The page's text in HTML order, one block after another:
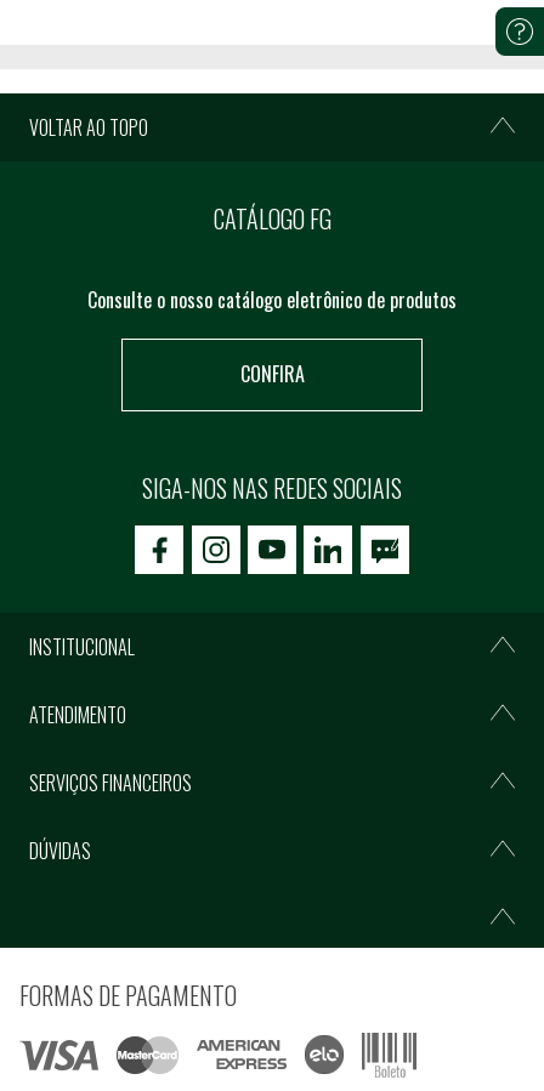
VOLTAR AO TOPO
CATÁLOGO FG
Consulte o nosso catálogo eletrônico de produtos
CONFIRA
SIGA-NOS NAS REDES SOCIAIS
icon-facebookicon-social02icon-social03
INSTITUCIONAL
ATENDIMENTO
SERVIÇOS FINANCEIROS
DÚVIDAS
FORMAS DE PAGAMENTO